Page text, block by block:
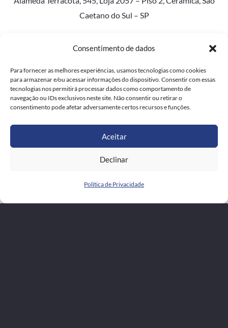
Consentimento de dados
Para fornecer as melhores experiências, usamos tecnologias como cookies
para armazenar e/ou acessar informações do dispositivo. Consentir com essas
tecnologias nos permitirá processar dados como comportamento de
navegação ou IDs exclusivos neste site. Não consentir ou retirar o
consentimento pode afetar adversamente certos recursos e funções.
Aceitar
Declinar
Política de Privacidade
Caetano do Sul – SP
Mooca Plaza Shopping
Rua Capitão Pacheco e Chaves, 313, Loja 2.075, Piso 2 –
Vila Prudente, São Paulo – SP
Golden Square Shopping
São Bernardo do Campo – SP